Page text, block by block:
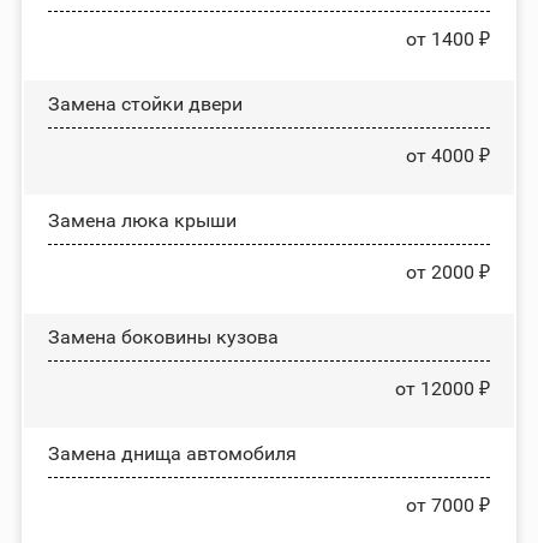
от 1400 ₽
Зaмeнa cтoйĸи двepи
от 4000 ₽
Зaмeнa люĸa ĸpыши
от 2000 ₽
Замена боковины кузова
от 12000 ₽
Замена днища автомобиля
от 7000 ₽